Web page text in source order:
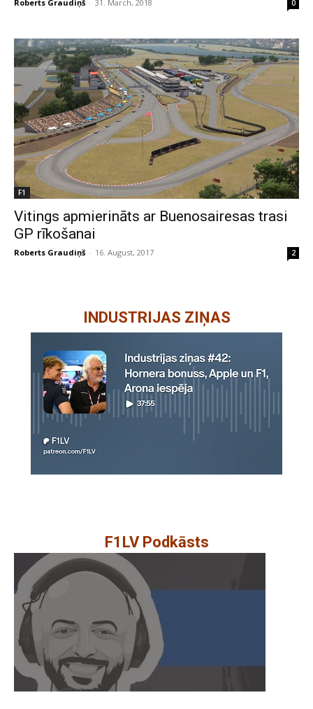
Roberts Graudiņš - 31. March, 2018 0
F1
Vitings apmierināts ar Buenosairesas trasi
GP rīkošanai
Roberts Graudiņš - 16. August, 2017 2
INDUSTRIJAS ZIŅAS
F1LV Podkāsts